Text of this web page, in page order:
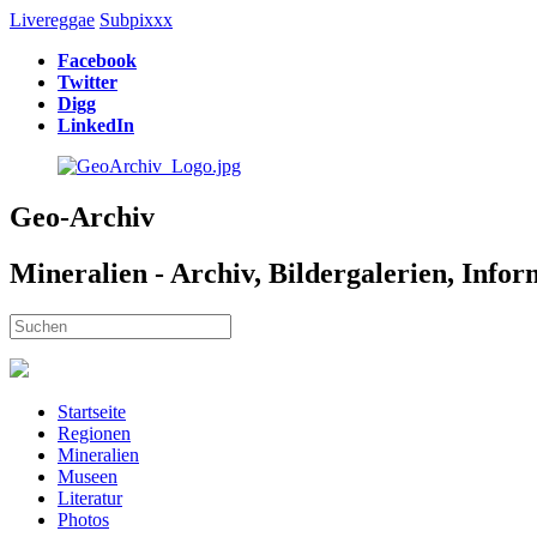
Livereggae Subpixxx
Facebook
Twitter
Digg
LinkedIn
Geo-Archiv
Mineralien - Archiv, Bildergalerien,
Startseite
Regionen
Mineralien
Museen
Literatur
Photos